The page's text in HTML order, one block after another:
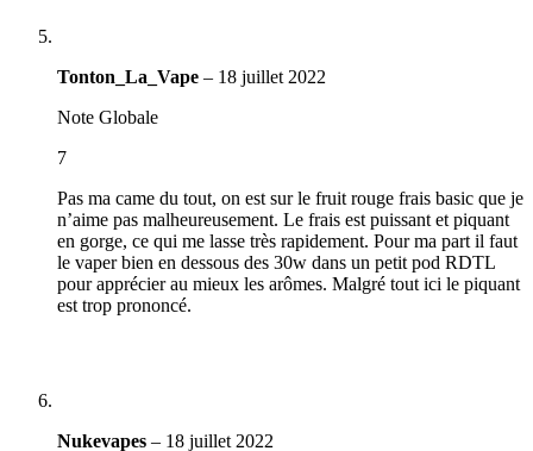
Tonton_La_Vape – 18 juillet 2022
Note Globale
7
Pas ma came du tout, on est sur le fruit rouge frais basic que je
n’aime pas malheureusement. Le frais est puissant et piquant
en gorge, ce qui me lasse très rapidement. Pour ma part il faut
le vaper bien en dessous des 30w dans un petit pod RDTL
pour apprécier au mieux les arômes. Malgré tout ici le piquant
est trop prononcé.
Nukevapes – 18 juillet 2022